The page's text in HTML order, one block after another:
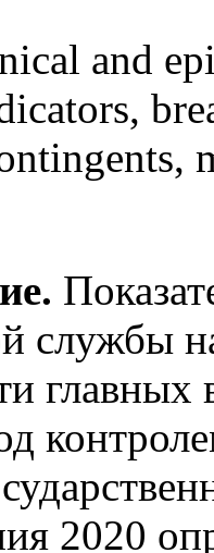
and
службы
2020